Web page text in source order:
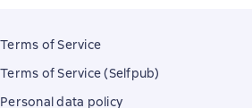
Terms of Service
Terms of Service (Selfpub)
Personal data policy